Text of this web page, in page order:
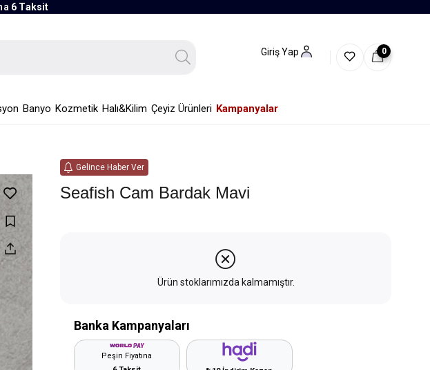
6 Taksit
Giriş Yap 0
Banyo Kozmetik Halı&Kilim Çeyiz Ürünleri Kampanyalar
Gelince Haber Ver
Seafish Cam Bardak Mavi
Ürün stoklarımızda kalmamıştır.
Banka Kampanyaları
Peşin Fiyatına